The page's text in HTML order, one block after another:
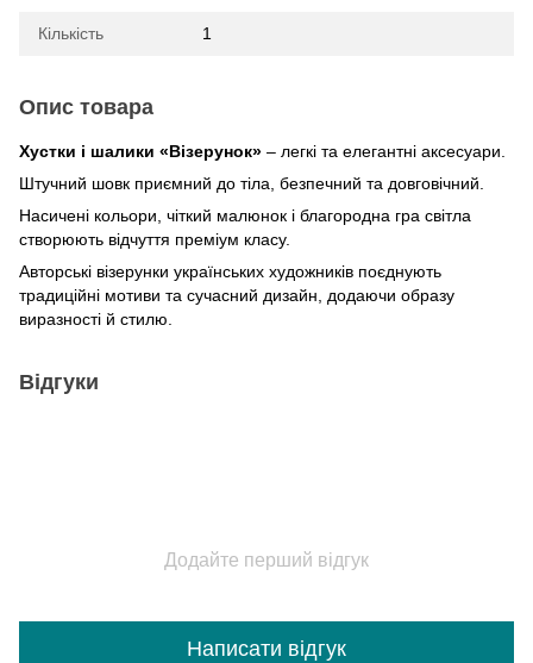
Кількість 1
Опис товара
Хустки і шалики «Візерунок» – легкі та елегантні аксесуари.
Штучний шовк приємний до тіла, безпечний та довговічний.
Насичені кольори, чіткий малюнок і благородна гра світла
створюють відчуття преміум класу.
Авторські візерунки українських художників поєднують
традиційні мотиви та сучасний дизайн, додаючи образу
виразності й стилю.
Відгуки
Додайте перший відгук
Написати відгук